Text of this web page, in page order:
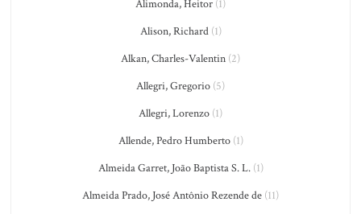
Alimonda, Heitor (1)
Alison, Richard(1)
Alkan, Charles-Valentin (2)
Allegri, Gregorio (5)
Allegri, Lorenzo (1)
Allende, Pedro Humberto(1)
Almeida Garret, João Baptista S. L.(1)
Almeida Prado, José Antônio Rezende de (11)